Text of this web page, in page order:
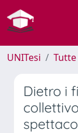
UNITesi
Dietro i